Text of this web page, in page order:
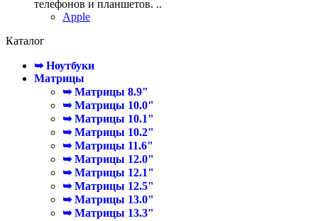
телефонов и планшетов. ..
Apple
Каталог
➥ Ноутбуки
Матрицы
➥ Матрицы 8.9"
➥ Матрицы 10.0"
➥ Матрицы 10.1"
➥ Матрицы 10.2"
➥ Матрицы 11.6"
➥ Матрицы 12.0"
➥ Матрицы 12.1"
➥ Матрицы 12.5"
➥ Матрицы 13.0"
➥ Матрицы 13.3"